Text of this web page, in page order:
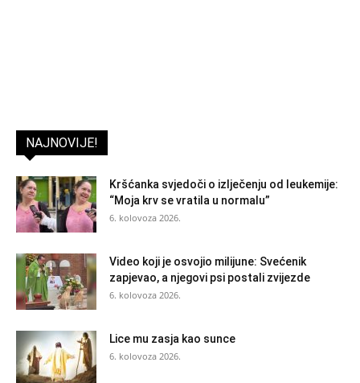
NAJNOVIJE!
Kršćanka svjedoči o izlječenju od leukemije:
“Moja krv se vratila u normalu”
6. kolovoza 2026.
Video koji je osvojio milijune: Svećenik
zapjevao, a njegovi psi postali zvijezde
6. kolovoza 2026.
Lice mu zasja kao sunce
6. kolovoza 2026.